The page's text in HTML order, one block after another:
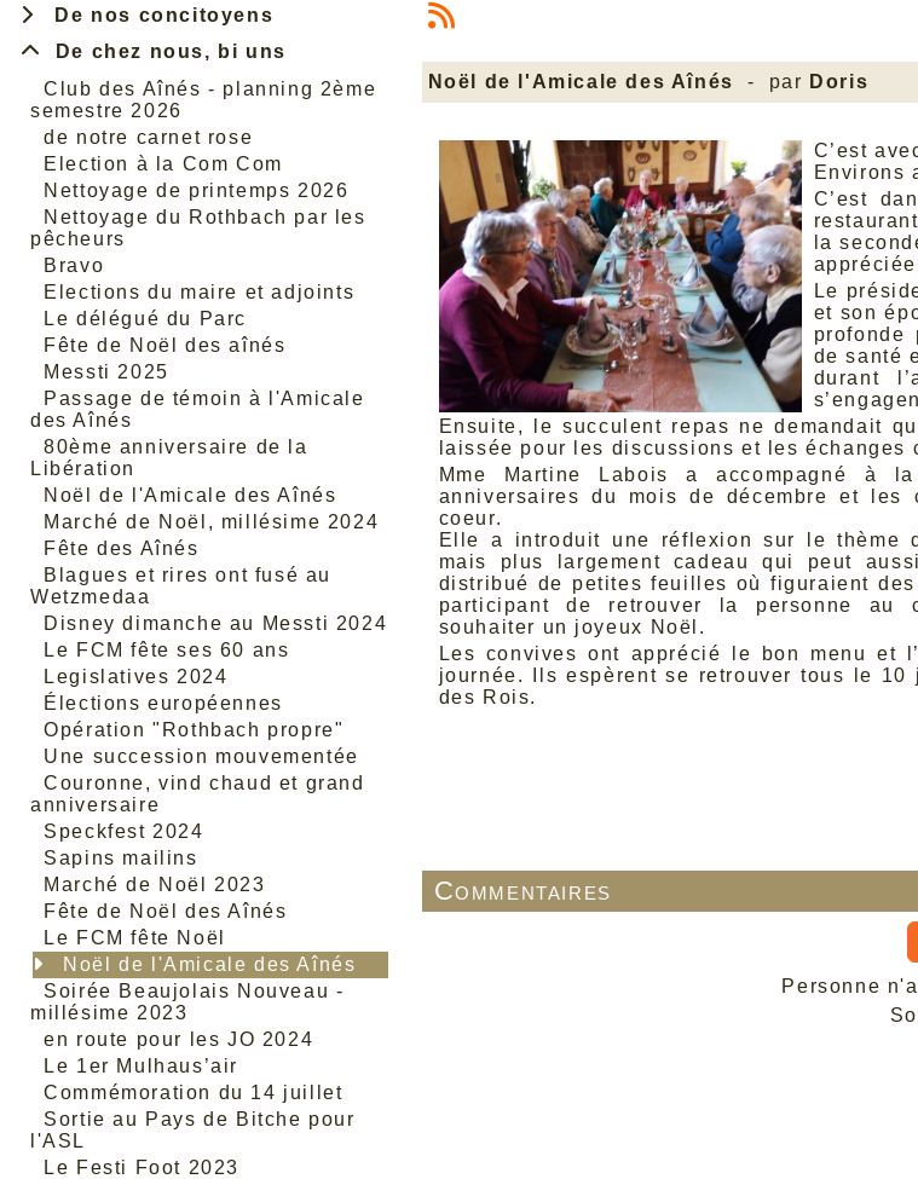
De nos concitoyens
De chez nous, bi uns
Club des Aînés - planning 2ème
semestre 2026
de notre carnet rose
Election à la Com Com
Nettoyage de printemps 2026
Nettoyage du Rothbach par les
pêcheurs
Bravo
Elections du maire et adjoints
Le délégué du Parc
Fête de Noël des aînés
Messti 2025
Passage de témoin à l'Amicale
des Aînés
80ème anniversaire de la
Libération
Noël de l'Amicale des Aînés
Marché de Noël, millésime 2024
Fête des Aînés
Blagues et rires ont fusé au
Wetzmedaa
Disney dimanche au Messti 2024
Le FCM fête ses 60 ans
Legislatives 2024
Élections européennes
Opération "Rothbach propre"
Une succession mouvementée
Couronne, vind chaud et grand
anniversaire
Speckfest 2024
Sapins mailins
Marché de Noël 2023
Fête de Noël des Aînés
Le FCM fête Noël
Noël de l'Amicale des Aînés
Soirée Beaujolais Nouveau -
millésime 2023
en route pour les JO 2024
Le 1er Mulhaus’air
Commémoration du 14 juillet
Sortie au Pays de Bitche pour
l'ASL
Le Festi Foot 2023
Noël de l'Amicale des Aînés - par Doris
C’est
Environs
C’est
la
Le
et son
profonde
de santé
durant
Ensuite, le succulent repas ne demandait
laissée pour les discussions et les échanges
Mme Martine Labois a accompagné à
anniversaires du mois de décembre et les
coeur.
Elle a introduit une réflexion sur le thème
mais plus largement cadeau qui peut
distribué de petites feuilles où figuraient
participant de retrouver la personne au
souhaiter un joyeux Noël.
Les convives ont apprécié le bon menu et
journée. Ils espèrent se retrouver tous le
des Rois.
Commentaires
Personne